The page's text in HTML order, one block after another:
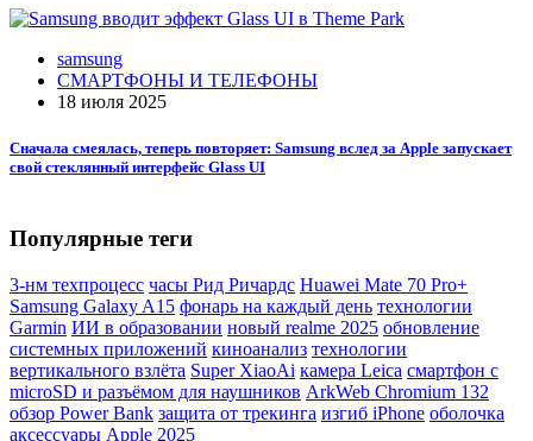
samsung
СМАРТФОНЫ И ТЕЛЕФОНЫ
18 июля 2025
Сначала смеялась, теперь повторяет: Samsung вслед за Apple запускает
свой стеклянный интерфейс Glass UI
Популярные теги
3-нм техпроцесс часы Рид Ричардс Huawei Mate 70 Pro+
Samsung Galaxy A15 фонарь на каждый день технологии
Garmin ИИ в образовании новый realme 2025 обновление
системных приложений киноанализ технологии
вертикального взлёта Super XiaoAi камера Leica смартфон с
microSD и разъёмом для наушников ArkWeb Chromium 132
обзор Power Bank защита от трекинга изгиб iPhone оболочка
аксессуары Apple 2025